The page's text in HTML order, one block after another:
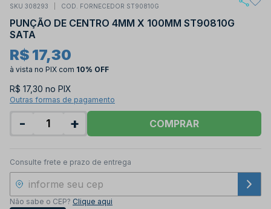
SKU 308293 COD. FORNECEDOR ST90810G
PUNÇÃO DE CENTRO 4MM X 100MM ST90810G
SATA
R$ 17,30
à vista no PIX com 10% OFF
R$ 17,30 no PIX
Outras formas de pagamento
- + COMPRAR
Consulte frete e prazo de entrega
Não sabe o CEP? Clique aqui